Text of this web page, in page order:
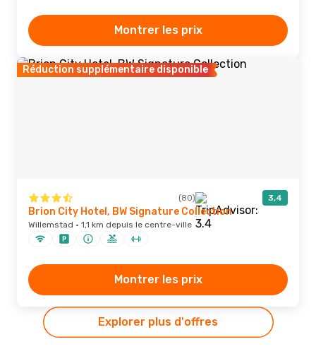
Montrer les prix
Réduction supplémentaire disponible
(80) 3,4
Brion City Hotel, BW Signature Collection
Willemstad · 1,1 km depuis le centre-ville
Montrer les prix
Explorer plus d'offres